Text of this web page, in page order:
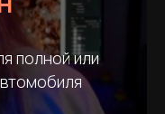
полной или